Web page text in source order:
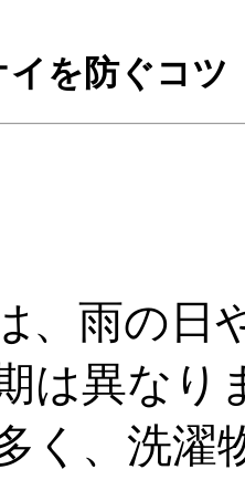
を防ぐコツ
、雨の日
は異なり
く、洗濯